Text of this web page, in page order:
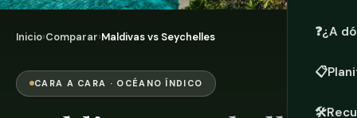
❓¿A
📋
🛠️
Inicio›Comparar›Maldivas vs Seychelles
CARA A CARA · OCÉANO ÍNDICO